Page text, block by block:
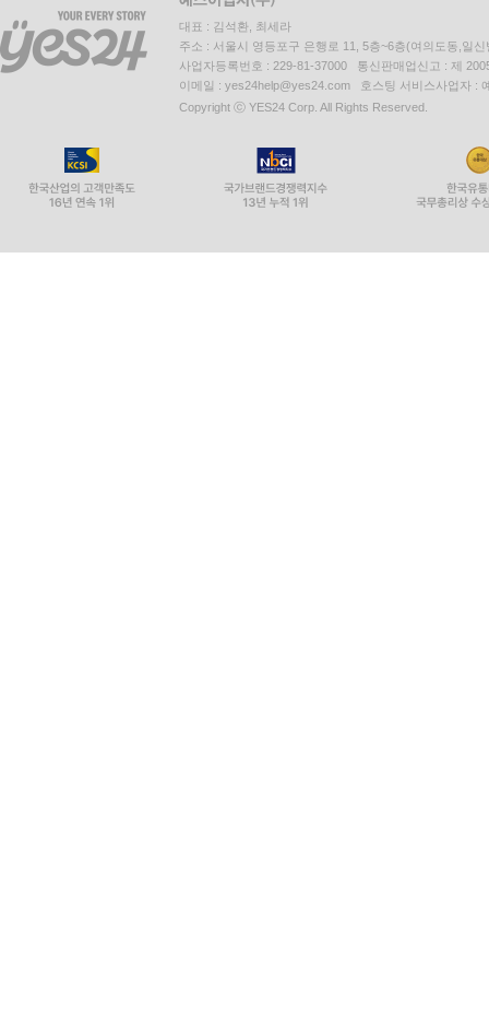
대표 : 김석환, 최세라
주소 : 서울시 영등포구 은행로 11, 5층~6층(여의도동,일신
사업자등록번호 : 229-81-37000 통신판매업신고 : 제
이메일 : yes24help@yes24.com 호스팅 서비스사업자 :
Copyright ⓒ YES24 Corp. All Rights Reserved.